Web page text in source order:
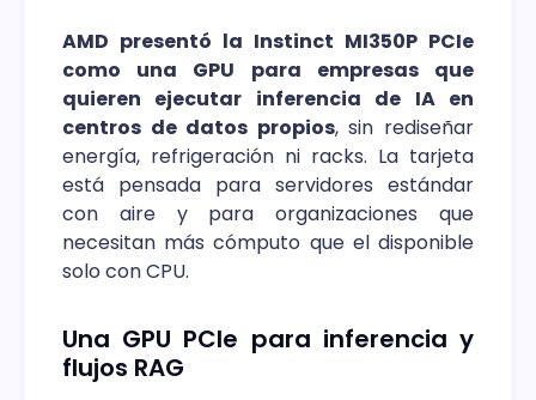
AMD presentó la Instinct MI350P PCIe
como una GPU para empresas que
quieren ejecutar inferencia de IA en
centros de datos propios, sin rediseñar
energía, refrigeración ni racks. La tarjeta
está pensada para servidores estándar
con aire y para organizaciones que
necesitan más cómputo que el disponible
solo con CPU.
Una GPU PCIe para inferencia y
flujos RAG